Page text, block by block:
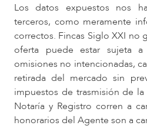
Los datos expuestos nos
terceros, como meramente
correctos. Fincas Siglo XXI no
oferta puede estar sujeta a
omisiones no intencionadas,
retirada del mercado sin
impuestos de trasmisión de
Notaría y Registro corren a
honorarios del Agente son a